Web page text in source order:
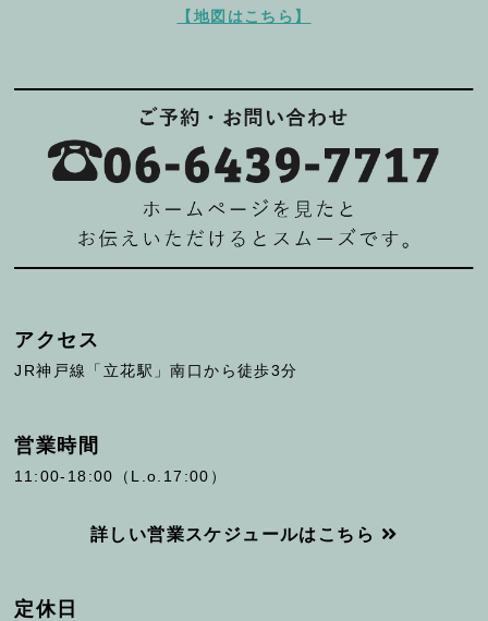
【地図はこちら】
アクセス
JR神戸線「立花駅」南口から徒歩3分
営業時間
11:00-18:00（L.o.17:00）
詳しい営業スケジュールはこちら
定休日